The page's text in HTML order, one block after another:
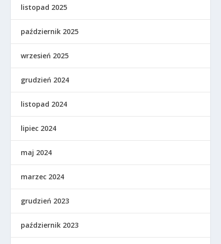
listopad 2025
październik 2025
wrzesień 2025
grudzień 2024
listopad 2024
lipiec 2024
maj 2024
marzec 2024
grudzień 2023
październik 2023